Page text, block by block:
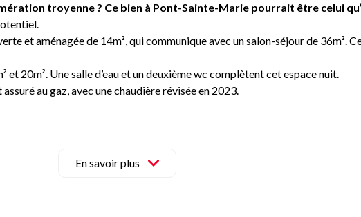
troyenne ? Ce bien à Pont-Sainte-Marie pourrait être celui
et aménagée de 14m², qui communique avec un salon-séjour de 36m².
et 20m². Une salle d’eau et un deuxième wc complètent cet espace nuit.
au gaz, avec une chaudière révisée en 2023.
En savoir plus